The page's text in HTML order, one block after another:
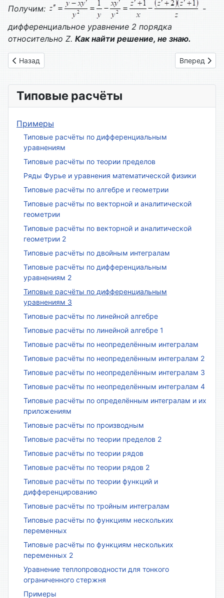
Получим:
-
дифференциальное уравнение 2 порядка
относительно Z. Как найти решение, не знаю.
Предыдущий: Вариант № 10
Назад Следующий:
Вперед
Типовые расчёты
Примеры
Типовые расчёты по дифференциальным
уравнениям
Типовые расчёты по теории пределов
Ряды Фурье и уравнения математической физики
Типовые расчёты по алгебре и геометрии
Типовые расчёты по векторной и аналитической
геометрии
Типовые расчёты по векторной и аналитической
геометрии 2
Типовые расчёты по двойным интегралам
Типовые расчёты по дифференциальным
уравнениям 2
Типовые расчёты по дифференциальным
уравнениям 3
Типовые расчёты по линейной алгебре
Типовые расчёты по линейной алгебре 1
Типовые расчёты по неопределённым интегралам
Типовые расчёты по неопределённым интегралам 2
Типовые расчёты по неопределённым интегралам 3
Типовые расчёты по неопределённым интегралам 4
Типовые расчёты по определённым интегралам и их
приложениям
Типовые расчёты по производным
Типовые расчёты по теории пределов 2
Типовые расчёты по теории рядов
Типовые расчёты по теории рядов 2
Типовые расчёты по теории функций и
дифференцированию
Типовые расчёты по тройным интегралам
Типовые расчёты по функциям нескольких
переменных
Типовые расчёты по функциям нескольких
переменных 2
Уравнение теплопроводности для тонкого
ограниченного стержня
Примеры